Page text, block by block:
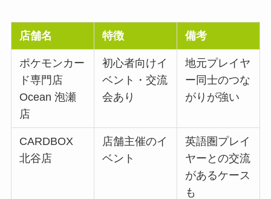
店舗名 特徴 備考
ポケモンカー
ド専門店
Ocean 泡瀬
店
初心者向けイ
ベント・交流
会あり
地元プレイヤ
ー同士のつな
がりが強い
CARDBOX
北谷店
店舗主催のイ
ベント
英語圏プレイ
ヤーとの交流
があるケース
も